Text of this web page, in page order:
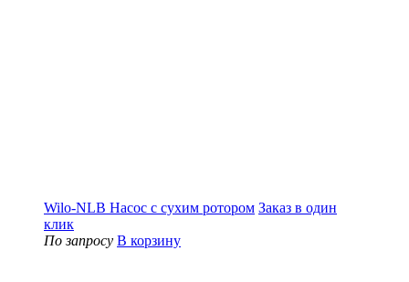
Wilo-NLB Насос с сухим ротором Заказ в один
клик
По запросу В корзину